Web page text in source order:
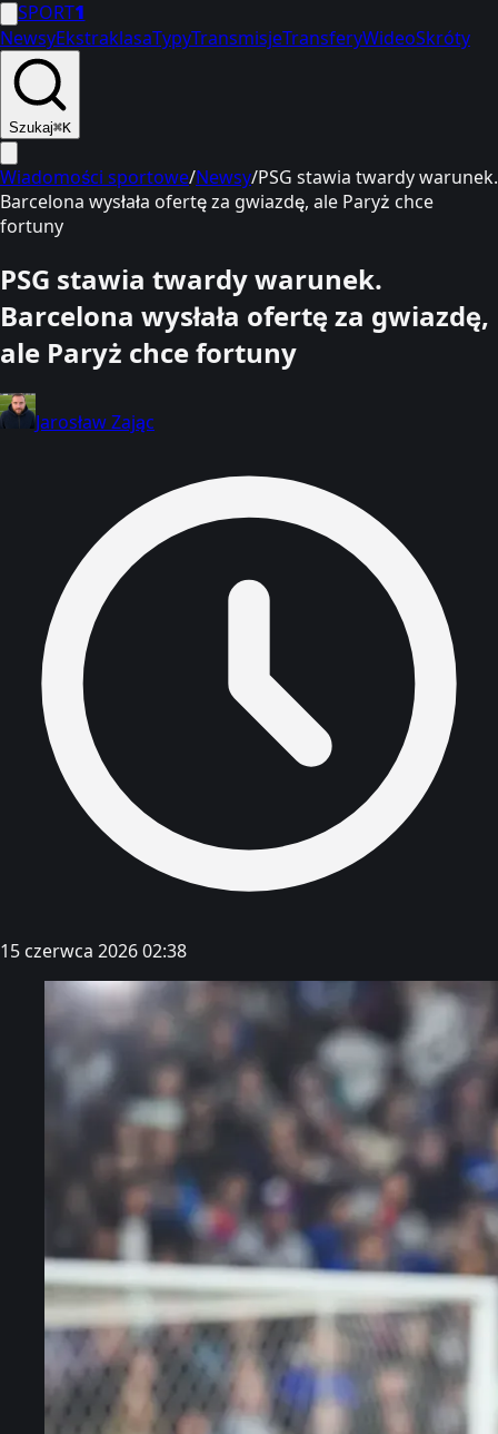
SPORT1
NewsyEkstraklasaTypyTransmisjeTransferyWideoSkróty
Szukaj⌘K
Wiadomości sportowe/Newsy/PSG stawia twardy warunek.
Barcelona wysłała ofertę za gwiazdę, ale Paryż chce
fortuny
PSG stawia twardy warunek.
Barcelona wysłała ofertę za gwiazdę,
ale Paryż chce fortuny
Jarosław Zając
15 czerwca 2026 02:38